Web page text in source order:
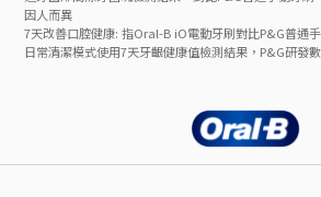
因人而異
7天改善口腔健康: 指Oral-B iO電動牙刷對比P&G普通
日常清潔模式使用7天牙齦健康值檢測結果，P&G研發